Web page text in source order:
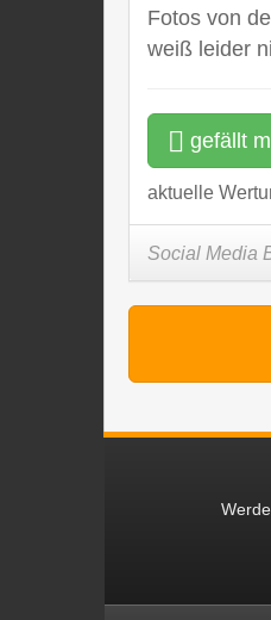
Fotos von
weiß leider
gefällt
aktuelle
Social Media